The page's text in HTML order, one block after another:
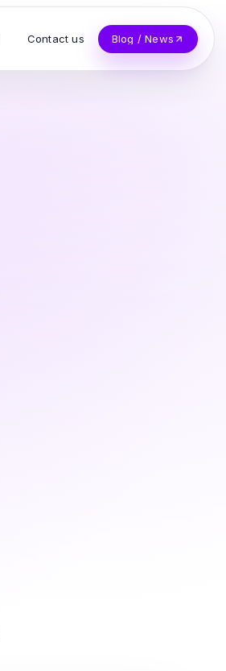
Contact us Blog / News